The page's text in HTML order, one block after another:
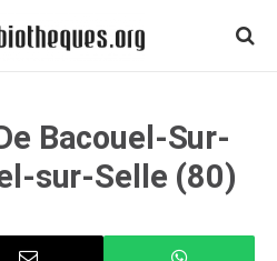
Bacouel-Sur-
sur-Selle (80)